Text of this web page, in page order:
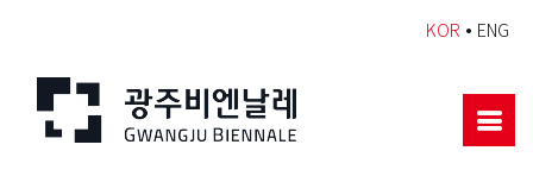
KOR • ENG